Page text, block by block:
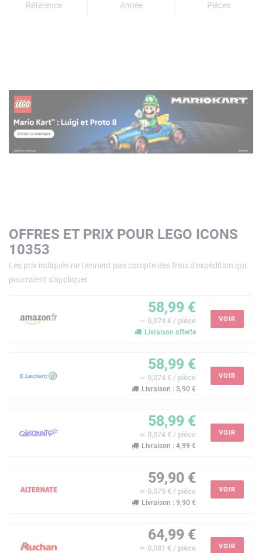
Référence Année Pièces
OFFRES ET PRIX POUR LEGO ICONS
10353
Les prix indiqués ne tiennent pas compte des frais d'expédition qui
pourraient s'appliquer.
58,99 €
≃ 0,074 € / pièce
Livraison offerte
VOIR
58,99 €
≃ 0,074 € / pièce
Livraison : 5,90 €
VOIR
58,99 €
≃ 0,074 € / pièce
Livraison : 4,99 €
VOIR
59,90 €
≃ 0,075 € / pièce
Livraison : 9,90 €
VOIR
64,99 €
≃ 0,081 € / pièce VOIR